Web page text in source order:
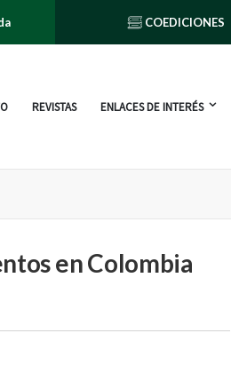
COEDICIONES
REVISTAS ENLACES DE INTERÉS
en Colombia